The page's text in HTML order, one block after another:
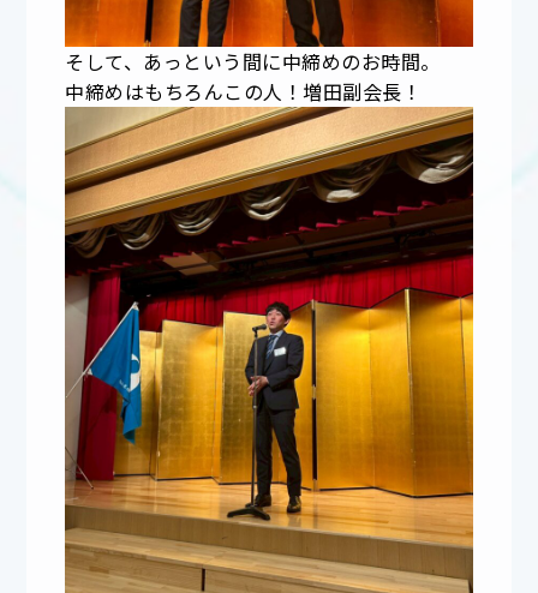
そして、あっという間に中締めのお時間。
中締めはもちろんこの人！増田副会長！